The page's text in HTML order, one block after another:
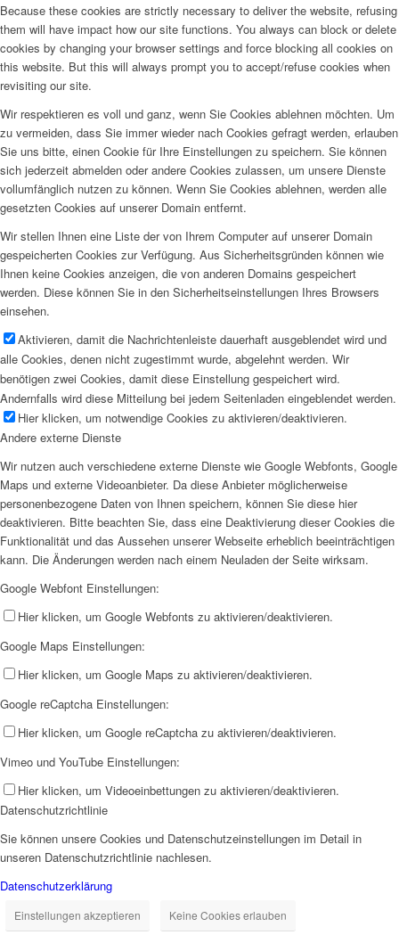
Because these cookies are strictly necessary to deliver the website, refusing
them will have impact how our site functions. You always can block or delete
cookies by changing your browser settings and force blocking all cookies on
this website. But this will always prompt you to accept/refuse cookies when
revisiting our site.
Wir respektieren es voll und ganz, wenn Sie Cookies ablehnen möchten. Um
zu vermeiden, dass Sie immer wieder nach Cookies gefragt werden, erlauben
Sie uns bitte, einen Cookie für Ihre Einstellungen zu speichern. Sie können
sich jederzeit abmelden oder andere Cookies zulassen, um unsere Dienste
vollumfänglich nutzen zu können. Wenn Sie Cookies ablehnen, werden alle
gesetzten Cookies auf unserer Domain entfernt.
Wir stellen Ihnen eine Liste der von Ihrem Computer auf unserer Domain
gespeicherten Cookies zur Verfügung. Aus Sicherheitsgründen können wie
Ihnen keine Cookies anzeigen, die von anderen Domains gespeichert
werden. Diese können Sie in den Sicherheitseinstellungen Ihres Browsers
einsehen.
Aktivieren, damit die Nachrichtenleiste dauerhaft ausgeblendet wird und
alle Cookies, denen nicht zugestimmt wurde, abgelehnt werden. Wir
benötigen zwei Cookies, damit diese Einstellung gespeichert wird.
Andernfalls wird diese Mitteilung bei jedem Seitenladen eingeblendet werden.
Hier klicken, um notwendige Cookies zu aktivieren/deaktivieren.
Andere externe Dienste
Wir nutzen auch verschiedene externe Dienste wie Google Webfonts, Google
Maps und externe Videoanbieter. Da diese Anbieter möglicherweise
personenbezogene Daten von Ihnen speichern, können Sie diese hier
deaktivieren. Bitte beachten Sie, dass eine Deaktivierung dieser Cookies die
Funktionalität und das Aussehen unserer Webseite erheblich beeinträchtigen
kann. Die Änderungen werden nach einem Neuladen der Seite wirksam.
Google Webfont Einstellungen:
Hier klicken, um Google Webfonts zu aktivieren/deaktivieren.
Google Maps Einstellungen:
Hier klicken, um Google Maps zu aktivieren/deaktivieren.
Google reCaptcha Einstellungen:
Hier klicken, um Google reCaptcha zu aktivieren/deaktivieren.
Vimeo und YouTube Einstellungen:
Hier klicken, um Videoeinbettungen zu aktivieren/deaktivieren.
Datenschutzrichtlinie
Sie können unsere Cookies und Datenschutzeinstellungen im Detail in
unseren Datenschutzrichtlinie nachlesen.
Datenschutzerklärung
Einstellungen akzeptieren Keine Cookies erlauben